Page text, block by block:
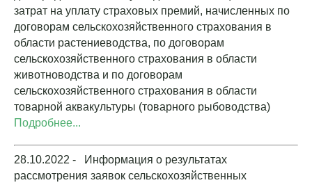
затрат на уплату страховых премий, начисленных по
договорам сельскохозяйственного страхования в
области растениеводства, по договорам
сельскохозяйственного страхования в области
животноводства и по договорам
сельскохозяйственного страхования в области
товарной аквакультуры (товарного рыбоводства)
Подробнее...
28.10.2022 - Информация о результатах
рассмотрения заявок сельскохозяйственных